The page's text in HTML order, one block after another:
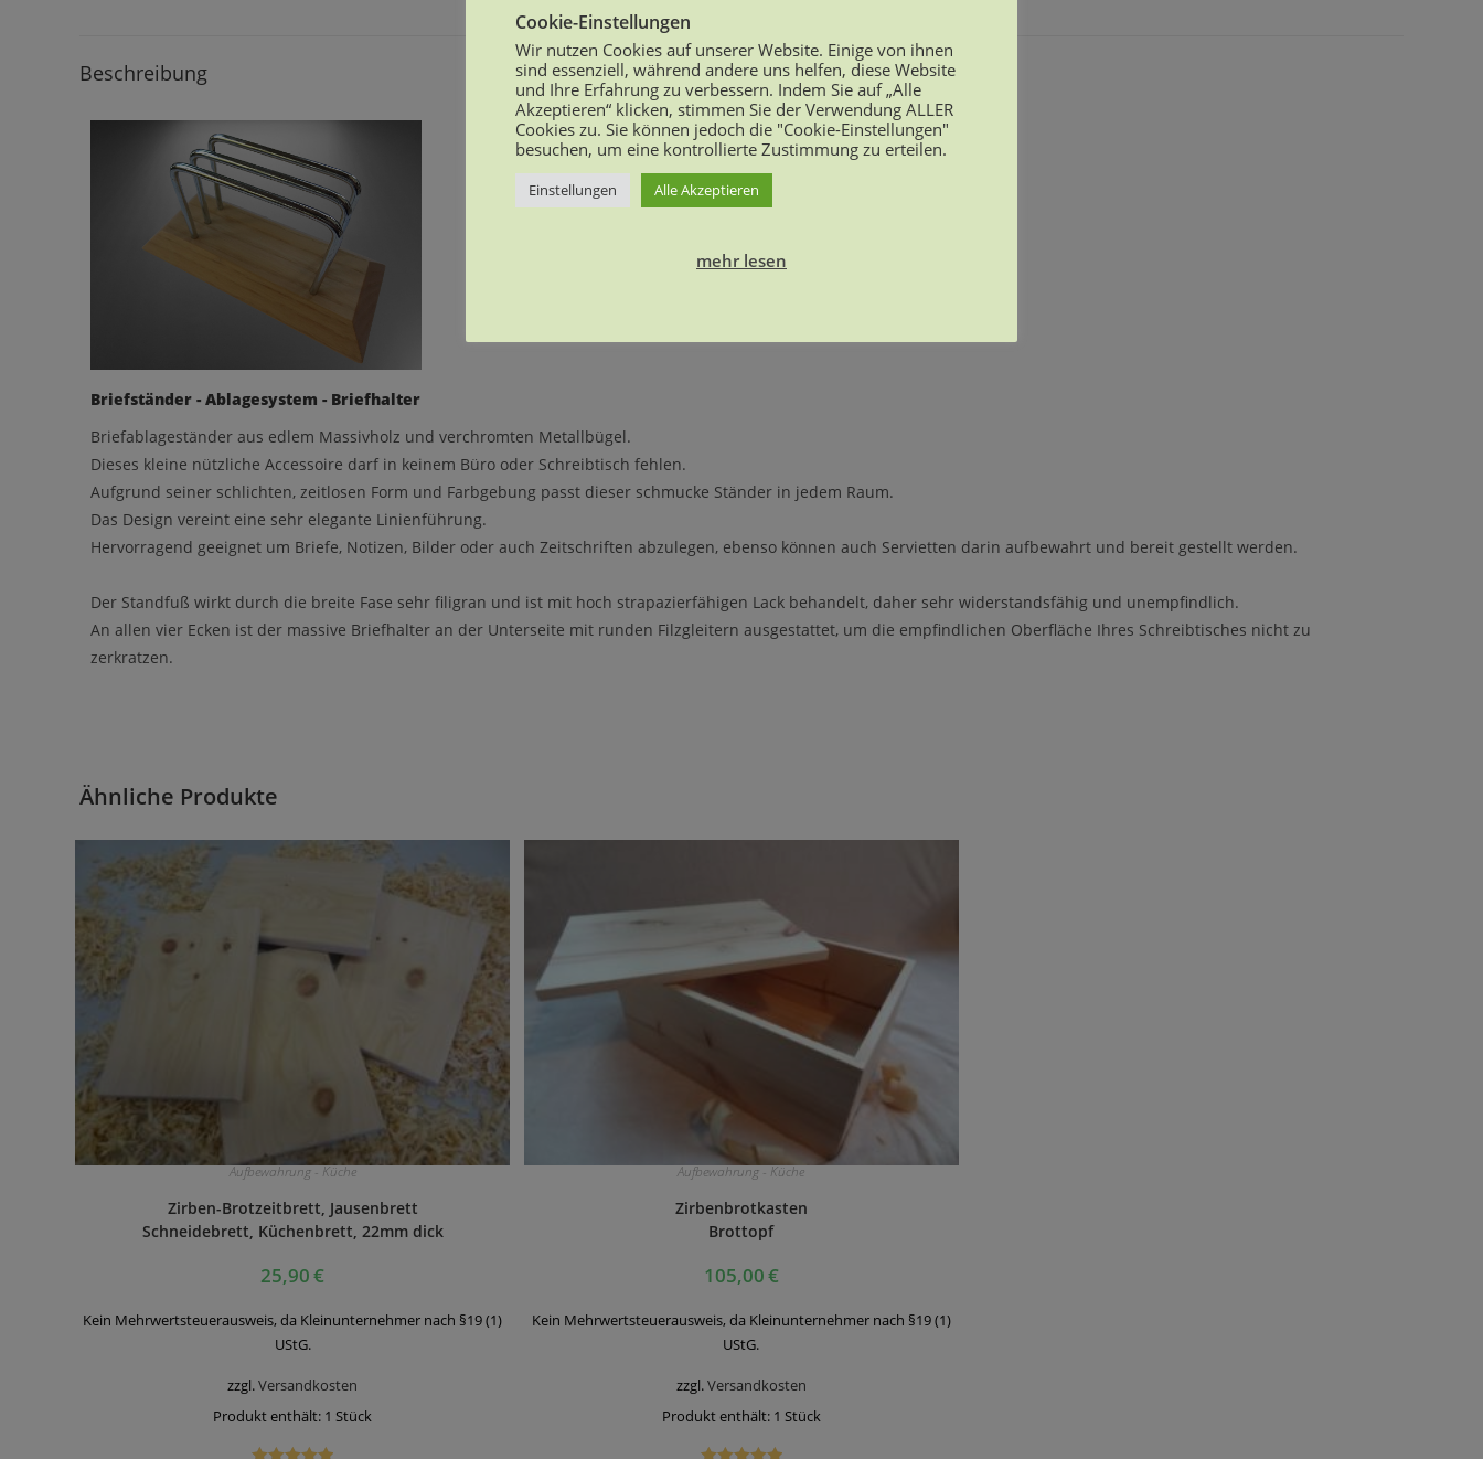
BESCHREIBUNG ZUSÄTZLICHE INFORMATIONEN
Beschreibung
Briefständer - Ablagesystem - Briefhalter
Briefablageständer aus edlem Massivholz und verchromten Metallbügel.
Dieses kleine nützliche Accessoire darf in keinem Büro oder Schreibtisch fehlen.
Aufgrund seiner schlichten, zeitlosen Form und Farbgebung passt dieser schmucke Ständer in jedem Raum.
Das Design vereint eine sehr elegante Linienführung.
Hervorragend geeignet um Briefe, Notizen, Bilder oder auch Zeitschriften abzulegen, ebenso können auch Servietten darin aufbewahrt und bereit gestellt werden.
Der Standfuß wirkt durch die breite Fase sehr filigran und ist mit hoch strapazierfähigen Lack behandelt, daher sehr widerstandsfähig und unempfindlich.
An allen vier Ecken ist der massive Briefhalter an der Unterseite mit runden Filzgleitern ausgestattet, um die empfindlichen Oberfläche Ihres Schreibtisches nicht zu
zerkratzen.
Ähnliche Produkte
Aufbewahrung - Küche
Zirben-Brotzeitbrett, Jausenbrett
Schneidebrett, Küchenbrett, 22mm dick
25,90€
Kein Mehrwertsteuerausweis, da Kleinunternehmer nach §19 (1)
UStG.
zzgl.Versandkosten
Produkt enthält: 1Stück
Aufbewahrung - Küche
Zirbenbrotkasten
Brottopf
105,00€
Kein Mehrwertsteuerausweis, da Kleinunternehmer nach §19 (1)
UStG.
zzgl.Versandkosten
Produkt enthält: 1 Stück
Cookie-Einstellungen
Wir nutzen Cookies auf unserer Website. Einige von ihnen
sind essenziell, während andere uns helfen, diese Website
und Ihre Erfahrung zu verbessern. Indem Sie auf „Alle
Akzeptieren“ klicken, stimmen Sie der Verwendung ALLER
Cookies zu. Sie können jedoch die "Cookie-Einstellungen"
besuchen, um eine kontrollierte Zustimmung zu erteilen.
Einstellungen Alle Akzeptieren
mehr lesen